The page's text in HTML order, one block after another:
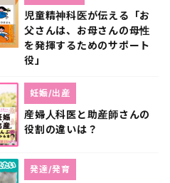
児童精神科医が伝える「お
父さんは、お母さんの母性
を発揮するためのサポート
役」
産婦人科医と助産師さんの
役割の違いは？
妊娠/出産
発達/発育